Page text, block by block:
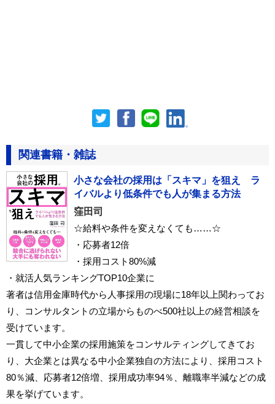
関連書籍・雑誌
小さな会社の採用は「スキマ」を狙え ラ
イバルより低条件でも人が集まる方法
窪田司
☆給料や条件を変えなくても……☆
・応募者12倍
・採用コスト80%減
・就活人気ランキングTOP10企業に
著者は信用金庫時代から人事採用の現場に18年以上関わってお
り、コンサルタントの立場からものべ500社以上の経営相談を
受けています。
一貫して中小企業の採用施策をコンサルティングしてきてお
り、大企業とは異なる中小企業独自の方法により、採用コスト
80％減、応募者12倍増、採用成功率94％、離職率半減などの成
果を挙げています。